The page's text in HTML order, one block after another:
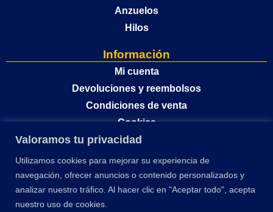
Valoramos tu privacidad
Utilizamos cookies para mejorar su experiencia de
navegación, ofrecer anuncios o contenido personalizados y
analizar nuestro tráfico. Al hacer clic en "Aceptar todo", acepta
nuestro uso de cookies.
Anzuelos
Hilos
Información
Mi cuenta
Devoluciones y reembolsos
Condiciones de venta
Cookies
Política de privacidad